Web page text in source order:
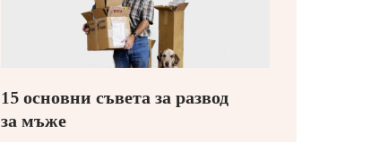
15 основни съвета за развод
за мъже